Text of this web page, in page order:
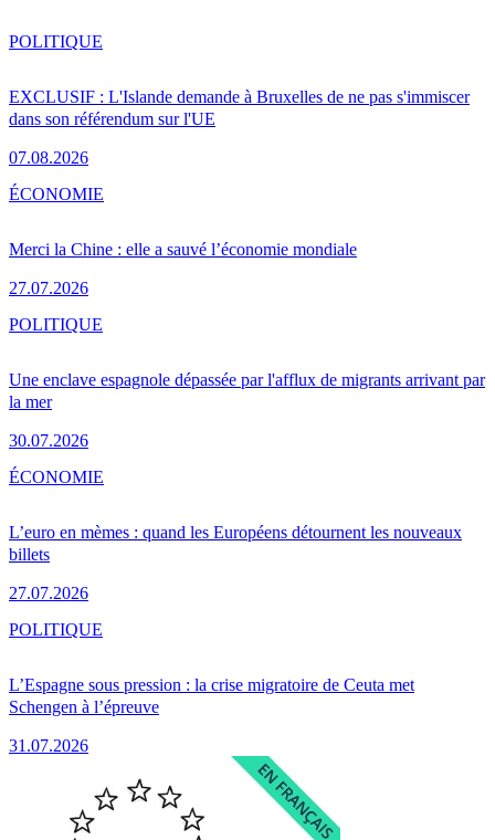
EXCLUSIF : L'Islande demande à Bruxelles de ne pas s'immiscer
dans son référendum sur l'UE
07.08.2026
POLITIQUE
Merci la Chine : elle a sauvé l’économie mondiale
27.07.2026
ÉCONOMIE
Une enclave espagnole dépassée par l'afflux de migrants arrivant par
la mer
30.07.2026
POLITIQUE
L’euro en mèmes : quand les Européens détournent les nouveaux
billets
27.07.2026
ÉCONOMIE
L’Espagne sous pression : la crise migratoire de Ceuta met
Schengen à l’épreuve
31.07.2026
POLITIQUE